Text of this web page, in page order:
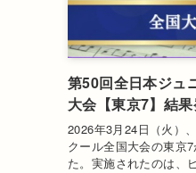
第50回全日本ジュ
大会【東京7】結
2026年3月24日（火）
クール全国大会の東京
た。実施されたのは、